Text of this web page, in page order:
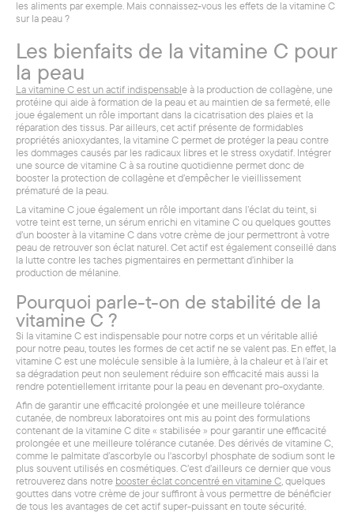
les aliments par exemple. Mais connaissez-vous les effets de la vitamine C
sur la peau ?
Les bienfaits de la vitamine C pour
la peau
La vitamine C est un actif indispensable à la production de collagène, une
protéine qui aide à formation de la peau et au maintien de sa fermeté, elle
joue également un rôle important dans la cicatrisation des plaies et la
réparation des tissus. Par ailleurs, cet actif présente de formidables
propriétés anioxydantes, la vitamine C permet de protéger la peau contre
les dommages causés par les radicaux libres et le stress oxydatif. Intégrer
une source de vitamine C à sa routine quotidienne permet donc de
booster la protection de collagène et d’empêcher le vieillissement
prématuré de la peau.
La vitamine C joue également un rôle important dans l’éclat du teint, si
votre teint est terne, un sérum enrichi en vitamine C ou quelques gouttes
d’un booster à la vitamine C dans votre crème de jour permettront à votre
peau de retrouver son éclat naturel. Cet actif est également conseillé dans
la lutte contre les taches pigmentaires en permettant d’inhiber la
production de mélanine.
Pourquoi parle-t-on de stabilité de la
vitamine C ?
Si la vitamine C est indispensable pour notre corps et un véritable allié
pour notre peau, toutes les formes de cet actif ne se valent pas. En effet, la
vitamine C est une molécule sensible à la lumière, à la chaleur et à l’air et
sa dégradation peut non seulement réduire son efficacité mais aussi la
rendre potentiellement irritante pour la peau en devenant pro-oxydante.
Afin de garantir une efficacité prolongée et une meilleure tolérance
cutanée, de nombreux laboratoires ont mis au point des formulations
contenant de la vitamine C dite « stabilisée » pour garantir une efficacité
prolongée et une meilleure tolérance cutanée. Des dérivés de vitamine C,
comme le palmitate d’ascorbyle ou l'ascorbyl phosphate de sodium sont le
plus souvent utilisés en cosmétiques. C’est d’ailleurs ce dernier que vous
retrouverez dans notre booster éclat concentré en vitamine C , quelques
gouttes dans votre crème de jour suffiront à vous permettre de bénéficier
de tous les avantages de cet actif super-puissant en toute sécurité.